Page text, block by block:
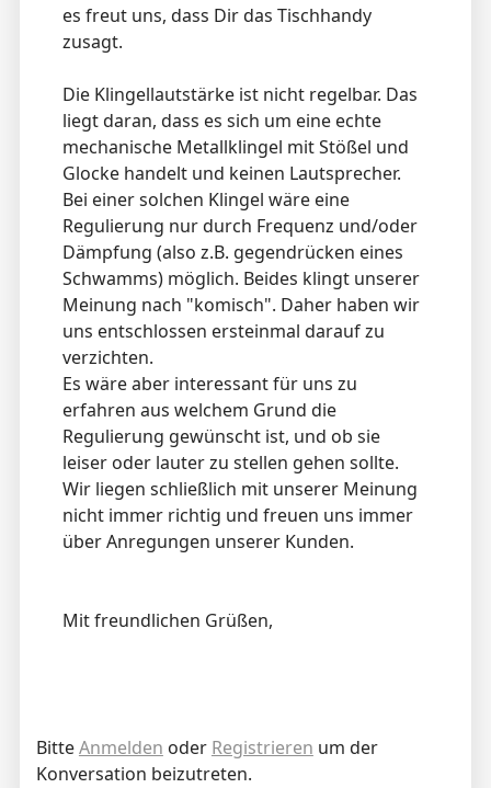
es freut uns, dass Dir das Tischhandy
zusagt.
Die Klingellautstärke ist nicht regelbar. Das
liegt daran, dass es sich um eine echte
mechanische Metallklingel mit Stößel und
Glocke handelt und keinen Lautsprecher.
Bei einer solchen Klingel wäre eine
Regulierung nur durch Frequenz und/oder
Dämpfung (also z.B. gegendrücken eines
Schwamms) möglich. Beides klingt unserer
Meinung nach "komisch". Daher haben wir
uns entschlossen ersteinmal darauf zu
verzichten.
Es wäre aber interessant für uns zu
erfahren aus welchem Grund die
Regulierung gewünscht ist, und ob sie
leiser oder lauter zu stellen gehen sollte.
Wir liegen schließlich mit unserer Meinung
nicht immer richtig und freuen uns immer
über Anregungen unserer Kunden.
Mit freundlichen Grüßen,
BitteAnmelden oder Registrieren um der
Konversation beizutreten.